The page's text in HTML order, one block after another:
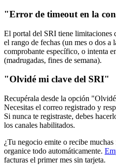
"Error de timeout en la
El portal del SRI tiene limitaciones
el rango de fechas (un mes o dos
comprobante específico, o intenta
(madrugadas, fines de semana).
"Olvidé mi clave del SRI"
Recupérala desde la opción
Necesitas el correo registrado y
Si nunca te registraste, debes
los canales habilitados.
¿Tu negocio emite o recibe muchas
organice todo automáticamente.
facturas el primer mes sin tarjeta.